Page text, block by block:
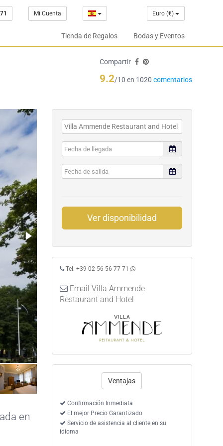
Mi Cuenta Euro (€)
Tienda de Regalos Bodas y Eventos
Compartir
9.2/10 en 1020 comentarios
Ver disponibilidad
Tel. +39 02 56 56 77 71
Email Villa Ammende
Restaurant and Hotel
Ventajas
Confirmación Inmediata
El mejor Precio Garantizado
Servicio de asistencia al cliente en su
idioma
en